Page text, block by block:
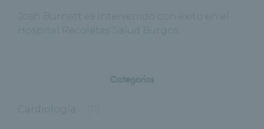
Josh Burnett es intervenido con éxito en el
Hospital Recoletas Salud Burgos
Cardiología